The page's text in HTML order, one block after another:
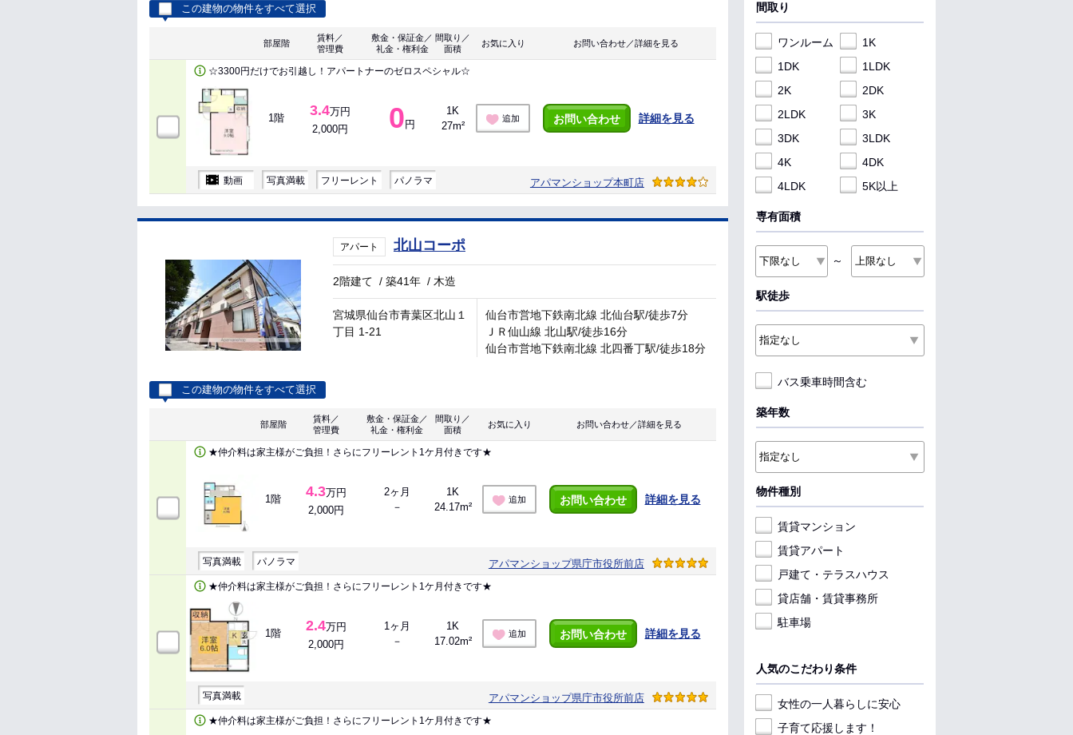
この建物の物件をすべて選択
部屋階
賃料／
管理費
敷金・保証金／
礼金・権利金
間取り／
面積
お気に入り お問い合わせ／詳細を見る
☆3300円だけでお引越し！アパートナーのゼロスペシャル☆
1階 3.4万円
2,000円
0 円
1K
27m²
追加 お問い合わせ 詳細を見る
動画 写真満載 フリーレント パノラマ アパマンショップ本町店
アパート 北山コーポ
2階建て /築41年 / 木造
宮城県仙台市青葉区北山１
丁目 1-21
仙台市営地下鉄南北線 北仙台駅/徒歩7分
ＪＲ仙山線 北山駅/徒歩16分
仙台市営地下鉄南北線 北四番丁駅/徒歩18分
この建物の物件をすべて選択
部屋階
賃料／
管理費
敷金・保証金／
礼金・権利金
間取り／
面積
お気に入り お問い合わせ／詳細を見る
★仲介料は家主様がご負担！さらにフリーレント1ケ月付きです★
1階 4.3万円
2,000円
2ヶ月
－
1K
24.17m²
追加 お問い合わせ 詳細を見る
写真満載 パノラマ アパマンショップ県庁市役所前店
★仲介料は家主様がご負担！さらにフリーレント1ケ月付きです★
1階 2.4万円
2,000円
1ヶ月
－
1K
17.02m²
追加 お問い合わせ 詳細を見る
写真満載 アパマンショップ県庁市役所前店
★仲介料は家主様がご負担！さらにフリーレント1ケ月付きです★
間取り
ワンルーム
1K
1DK
1LDK
2K
2DK
2LDK
3K
3DK
3LDK
4K
4DK
4LDK
5K以上
専有面積
～
駅徒歩
バス乗車時間含む
築年数
物件種別
賃貸マンション
賃貸アパート
戸建て・テラスハウス
貸店舗・賃貸事務所
駐車場
人気のこだわり条件
女性の一人暮らしに安心
子育て応援します！